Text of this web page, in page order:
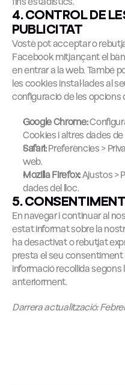
4. CONTROL DE
PUBLICITAT
Vostè pot acceptar o
Facebook mitjançant el
en entrar a la web. També
les cookies instal·lades al
configuració de les opcions
Google Chrome:
Cookies i altres dades de
Safari: Preferències >
web.
Mozilla Firefox: Ajustos >
dades del lloc.
5. CONSENTIMENT
En navegar i continuar al
estat informat sobre la
ha desactivat o rebutjat
presta el seu
informació recollida
anteriorment.
Darrera actualització: